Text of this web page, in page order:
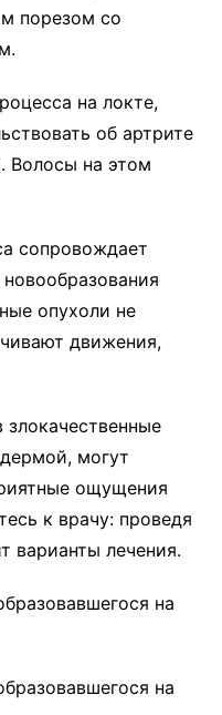
порезом со
на локте,
об артрите
Волосы на этом
сопровождает
опухоли не
движения,
могут
ощущения
к врачу: проведя
варианты лечения.